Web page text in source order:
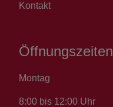
Kontakt
Öffnungszeiten
Montag
8:00 bis 12:00 Uhr